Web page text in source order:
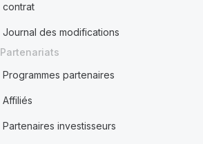
contrat
Journal des modifications
Partenariats
Programmes partenaires
Affiliés
Partenaires investisseurs